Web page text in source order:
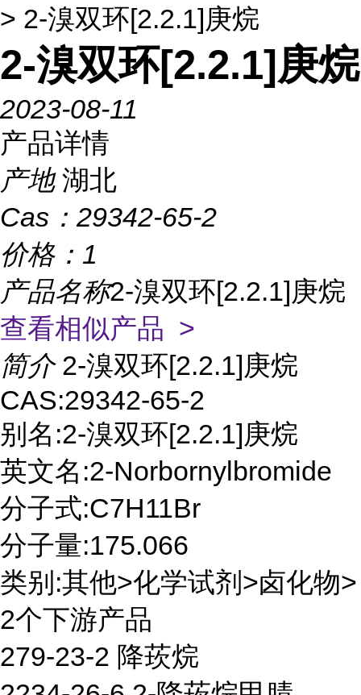
> 2-溴双环[2.2.1]庚烷
2-溴双环[2.2.1]庚烷
2023-08-11
产品详情
产地 湖北
Cas： 29342-65-2
价格： 1
产品名称2-溴双环[2.2.1]庚烷
查看相似产品 >
简介 2-溴双环[2.2.1]庚烷
CAS:29342-65-2
别名:2-溴双环[2.2.1]庚烷
英文名:2-Norbornylbromide
分子式:C7H11Br
分子量:175.066
类别:其他>化学试剂>卤化物>
2个下游产品
279-23-2 降莰烷